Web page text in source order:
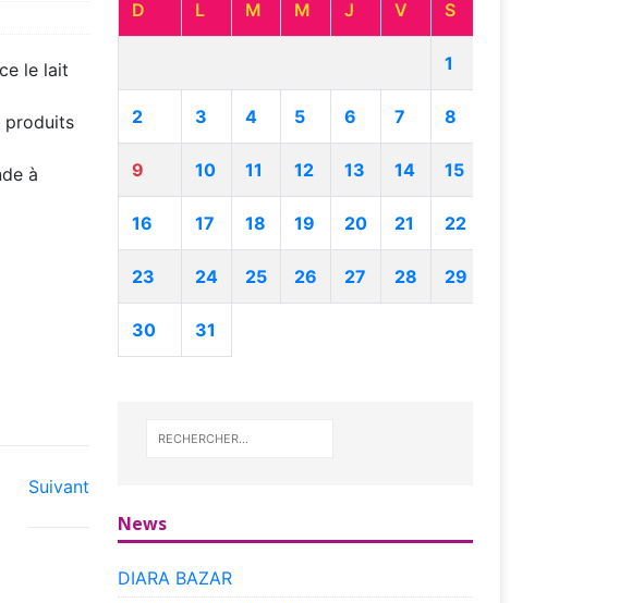
le lait
produits
à
Suivant
D L M M J V S
1
2 3 4 5 6 7 8
9 10 11 12 13 14 15
16 17 18 19 20 21 22
23 24 25 26 27 28 29
30 31
News
DIARA BAZAR